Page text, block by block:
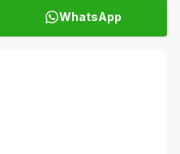
WhatsApp